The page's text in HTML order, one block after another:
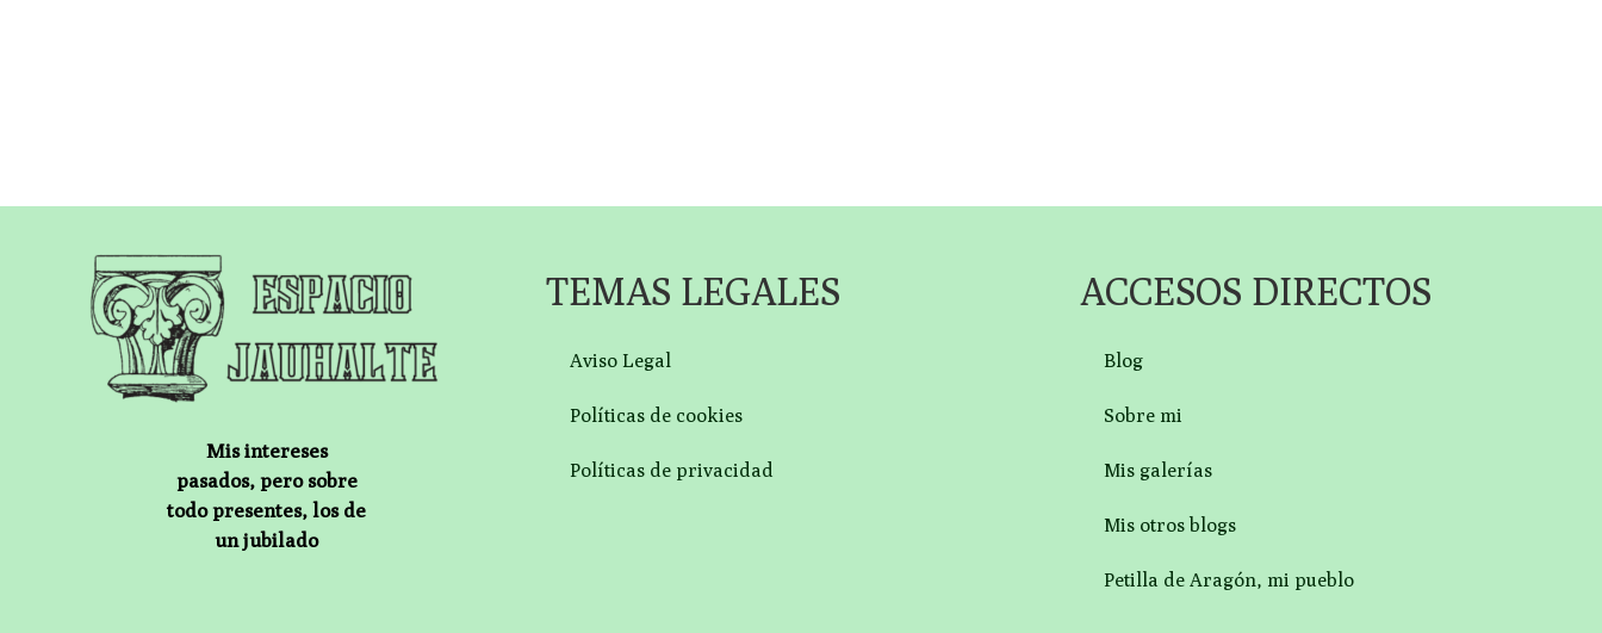
Mis intereses
pasados, pero sobre
todo presentes, los de
un jubilado
TEMAS LEGALES
Aviso Legal
Políticas de cookies
Políticas de privacidad
ACCESOS DIRECTOS
Blog
Sobre mi
Mis galerías
Mis otros blogs
Petilla de Aragón, mi pueblo